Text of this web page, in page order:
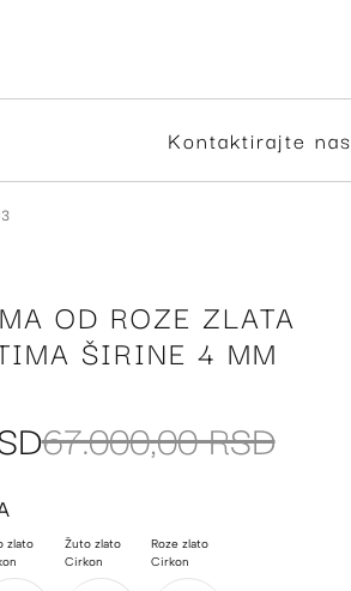
Kontaktirajte nas
OD ROZE ZLATA
ŠIRINE 4 MM
67.000,00 RSD
zlato
Žuto zlato
Cirkon
Roze zlato
Cirkon